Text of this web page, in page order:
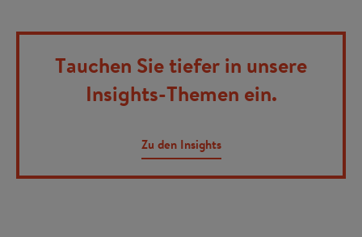
Tauchen Sie tiefer in unsere
Insights-Themen ein.
Zu den Insights